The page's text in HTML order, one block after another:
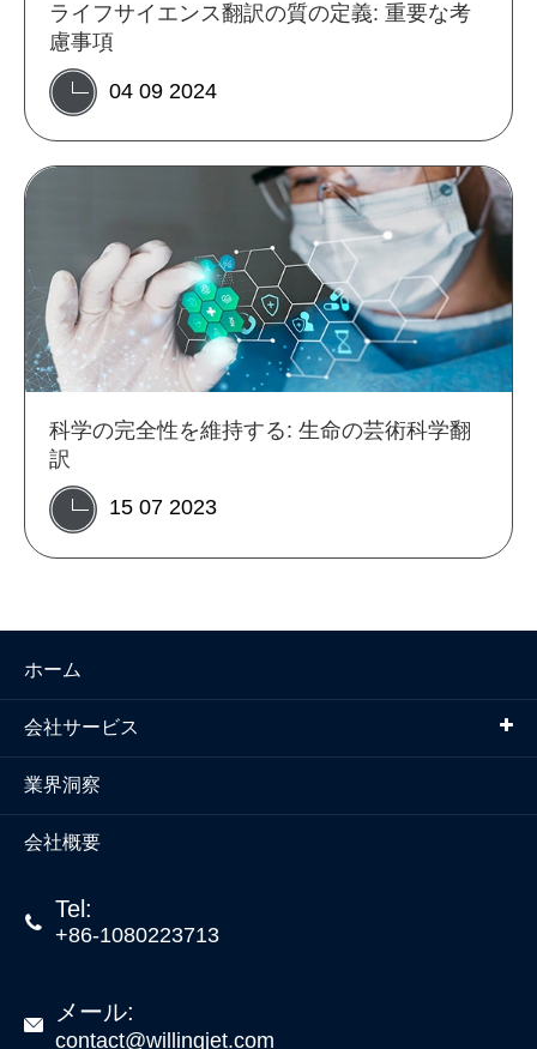
ライフサイエンス翻訳の質の定義: 重要な考
慮事項
04 09 2024
科学の完全性を維持する: 生命の芸術科学翻
訳
15 07 2023
ホーム
会社サービス
業界洞察
会社概要
 Tel:
+86-1080223713
 メール:
contact@willingjet.com